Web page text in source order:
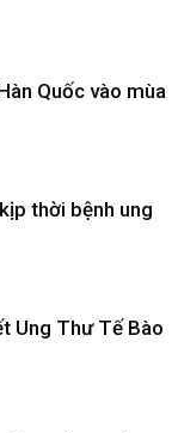
Quốc vào mùa
thời bệnh ung
Ung Thư Tế Bào